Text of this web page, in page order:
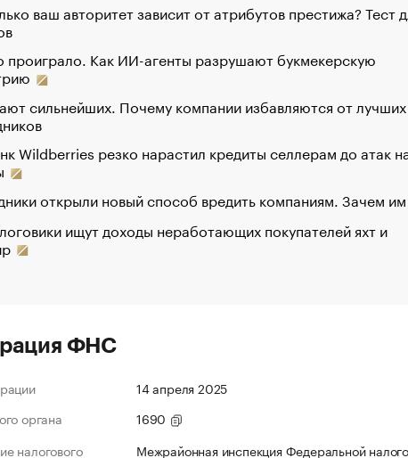
ваш авторитет зависит от атрибутов престижа? Тест
проиграло. Как ИИ-агенты разрушают букмекерскую
сильнейших. Почему компании избавляются от лучших
Wildberries резко нарастил кредиты селлерам до атак
открыли новый способ вредить компаниям. Зачем
ищут доходы неработающих покупателей яхт и
ФНС
14 апреля 2025
органа
1690
налогового
Межрайонная инспекция Федеральной